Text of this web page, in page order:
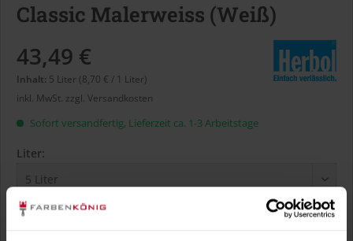
Classic Malerweiss (Weiß)
43,49 €
Inhalt: 5 Liter (8,70 € / 1 Liter)
inkl. MwSt. zzgl. Versandkosten
Sofort versandfertig, Lieferzeit ca. 1-3 Arbeitstage
Liter:
Verbrauch berechnen